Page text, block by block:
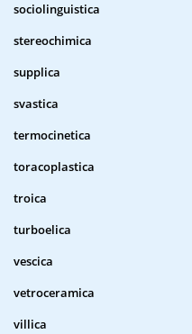
sociolinguistica
stereochimica
supplica
svastica
termocinetica
toracoplastica
troica
turboelica
vescica
vetroceramica
villica